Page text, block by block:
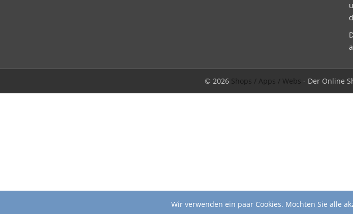
© 2026 Shops / Apps / Webs - Der Online
Wir verwenden ein paar Cookies. Möchten Sie alle